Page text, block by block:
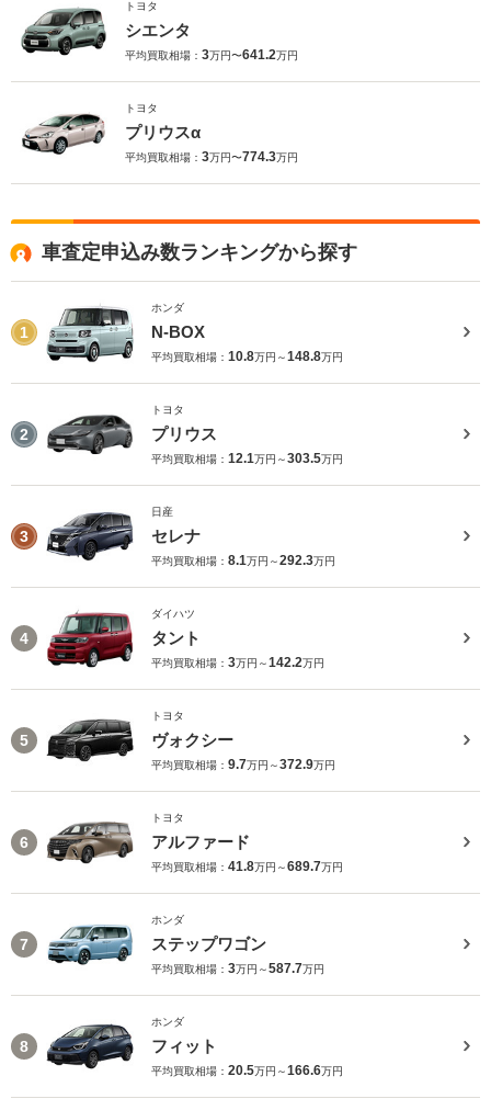
トヨタ
シエンタ
平均買取相場： 3万円〜641.2万円
トヨタ
プリウスα
平均買取相場： 3万円〜774.3万円
車査定申込み数ランキングから探す
1
ホンダ
N-BOX
平均買取相場： 10.8万円～148.8万円
2
トヨタ
プリウス
平均買取相場： 12.1万円～303.5万円
3
日産
セレナ
平均買取相場： 8.1万円～292.3万円
4
ダイハツ
タント
平均買取相場： 3万円～142.2万円
5
トヨタ
ヴォクシー
平均買取相場： 9.7万円～372.9万円
6
トヨタ
アルファード
平均買取相場： 41.8万円～689.7万円
7
ホンダ
ステップワゴン
平均買取相場： 3万円～587.7万円
8
ホンダ
フィット
平均買取相場： 20.5万円～166.6万円